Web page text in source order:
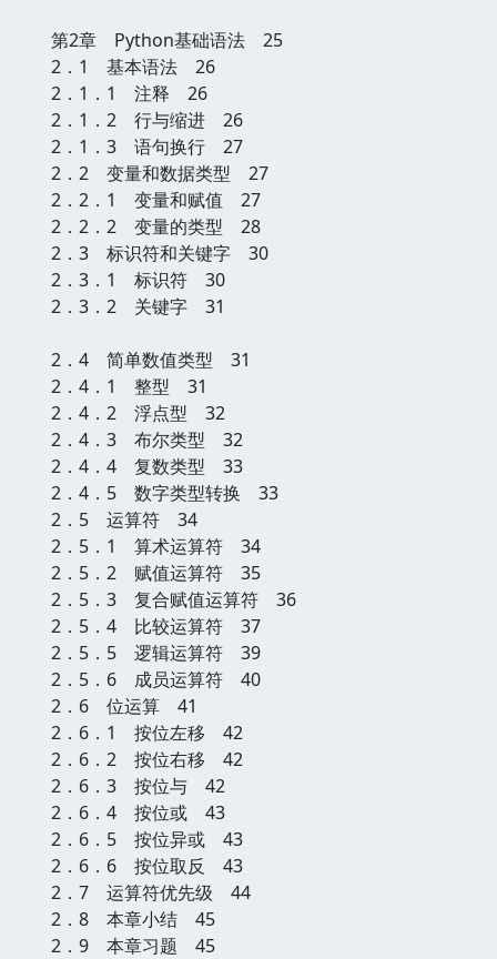
第2章 Python基础语法 25
2．1 基本语法 26
2．1．1 注释 26
2．1．2 行与缩进 26
2．1．3 语句换行 27
2．2 变量和数据类型 27
2．2．1 变量和赋值 27
2．2．2 变量的类型 28
2．3 标识符和关键字 30
2．3．1 标识符 30
2．3．2 关键字 31
2．4 简单数值类型 31
2．4．1 整型 31
2．4．2 浮点型 32
2．4．3 布尔类型 32
2．4．4 复数类型 33
2．4．5 数字类型转换 33
2．5 运算符 34
2．5．1 算术运算符 34
2．5．2 赋值运算符 35
2．5．3 复合赋值运算符 36
2．5．4 比较运算符 37
2．5．5 逻辑运算符 39
2．5．6 成员运算符 40
2．6 位运算 41
2．6．1 按位左移 42
2．6．2 按位右移 42
2．6．3 按位与 42
2．6．4 按位或 43
2．6．5 按位异或 43
2．6．6 按位取反 43
2．7 运算符优先级 44
2．8 本章小结 45
2．9 本章习题 45